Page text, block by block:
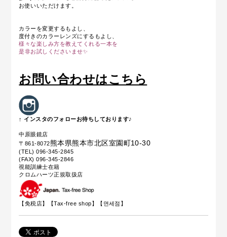
お使いいただけます。
カラーを変更するもよし、
度付きのカラーレンズにするもよし、
様々な楽しみ方を教えてくれる一本を
是非お試しくださいませ✨
お問い合わせはこちら
↑ インスタのフォローお待ちしております♪
中原眼鏡店
〒861-8072熊本県熊本市北区室園町10-30
(TEL) 096-345-2845
(FAX) 096-345-2846
視能訓練士在籍
クロムハーツ正規取扱店
【免税店】【Tax-free shop】【면세점】